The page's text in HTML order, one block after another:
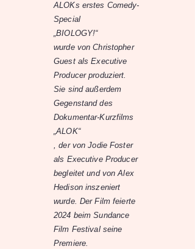
ALOKs erstes Comedy-
Special
„BIOLOGY!“
wurde von Christopher
Guest als Executive
Producer produziert.
Sie sind außerdem
Gegenstand des
Dokumentar-Kurzfilms
„ALOK“
, der von Jodie Foster
als Executive Producer
begleitet und von Alex
Hedison inszeniert
wurde. Der Film feierte
2024 beim Sundance
Film Festival seine
Premiere.